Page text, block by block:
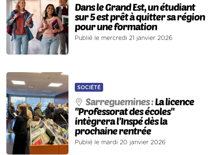
Dans le Grand Est, un étudiant
sur 5 est prêt à quitter sa région
pour une formation
Publié le mercredi 21 janvier 2026
SOCIÉTÉ
Sarreguemines :La licence
"Professorat des écoles"
intègrera l’Inspé dès la
prochaine rentrée
Publié le mardi 20 janvier 2026